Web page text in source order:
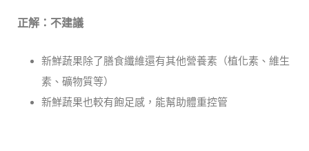
正解：不建議
新鮮蔬果除了膳食纖維還有其他營養素（植化素、維生
素、礦物質等）
新鮮蔬果也較有飽足感，能幫助體重控管